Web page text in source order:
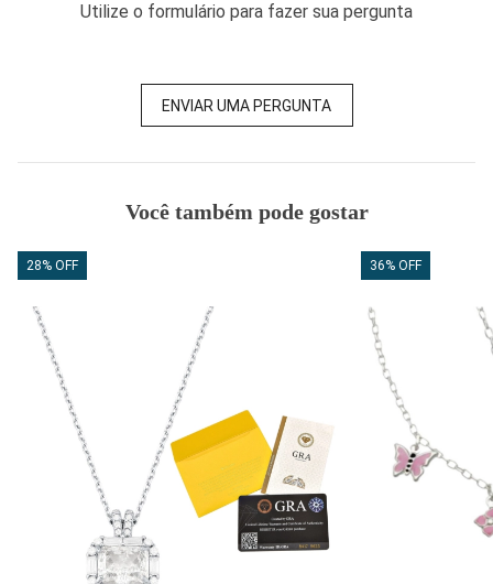
Utilize o formulário para fazer sua pergunta
ENVIAR UMA PERGUNTA
Você também pode gostar
28% OFF 36% OFF